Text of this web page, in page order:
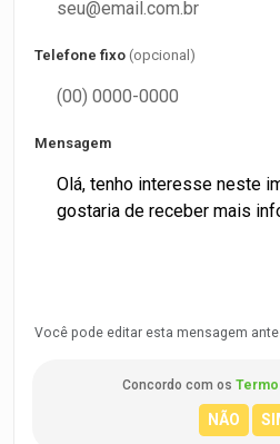
Telefone fixo (opcional)
Mensagem
Você pode editar esta mensagem
Concordo com os